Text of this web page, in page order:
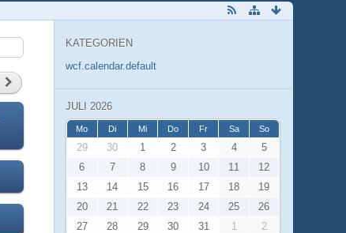
KATEGORIEN
wcf.calendar.default
JULI 2026
Mo Di Mi Do Fr Sa So
29 30 1 2 3 4
5
6
7 8 9 10 11
12
13
14 15 16 17 18
19
20
21 22 23 24 25
26
27
28 29 30 31 1 2